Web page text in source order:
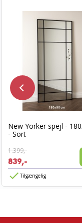
New Yorker spejl -
- Sort
1.399,-
839,-
Tilgængelig